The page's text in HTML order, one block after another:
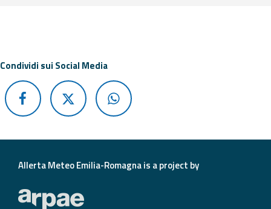
Report
Updates
FAQ
For
developers
Condividi sui Social Media
Allerta Meteo Emilia-Romagna is a project by